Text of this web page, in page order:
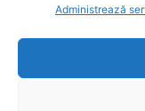
Administrează
Educatie
Cultura